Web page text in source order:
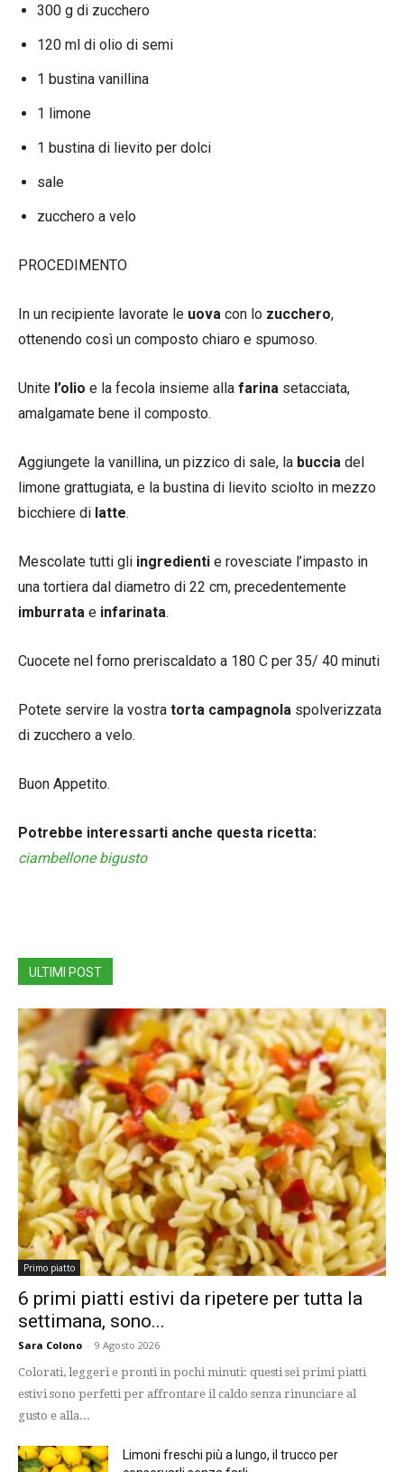
300 g di zucchero
120 ml di olio di semi
1 bustina vanillina
1 limone
1 bustina di lievito per dolci
sale
zucchero a velo
PROCEDIMENTO
In un recipiente lavorate le uova con lo zucchero,
ottenendo così un composto chiaro e spumoso.
Unite l’olio e la fecola insieme alla farina setacciata,
amalgamate bene il composto.
Aggiungete la vanillina, un pizzico di sale, la buccia del
limone grattugiata, e la bustina di lievito sciolto in mezzo
bicchiere di latte.
Mescolate tutti gli ingredienti e rovesciate l’impasto in
una tortiera dal diametro di 22 cm, precedentemente
imburrata e infarinata.
Cuocete nel forno preriscaldato a 180 C per 35/ 40 minuti
Potete servire la vostra torta campagnola spolverizzata
di zucchero a velo.
Buon Appetito.
Potrebbe interessarti anche questa ricetta:
ciambellone bigusto
ULTIMI POST
Primo piatto
6 primi piatti estivi da ripetere per tutta la
settimana, sono...
Sara Colono - 9 Agosto 2026
Colorati, leggeri e pronti in pochi minuti: questi sei primi piatti
estivi sono perfetti per affrontare il caldo senza rinunciare al
gusto e alla...
Limoni freschi più a lungo, il trucco per